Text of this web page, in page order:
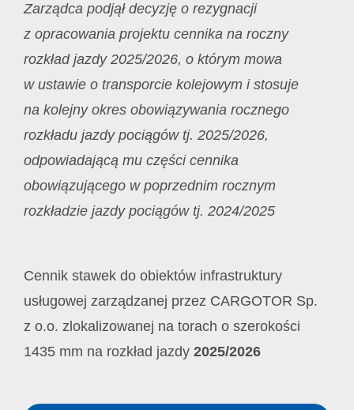
Zarządca podjął decyzję o rezygnacji
z opracowania projektu cennika na roczny
rozkład jazdy 2025/2026, o którym mowa
w ustawie o transporcie kolejowym i stosuje
na kolejny okres obowiązywania rocznego
rozkładu jazdy pociągów tj. 2025/2026,
odpowiadającą mu części cennika
obowiązującego w poprzednim rocznym
rozkładzie jazdy pociągów tj. 2024/2025
Cennik stawek do obiektów infrastruktury
usługowej zarządzanej przez CARGOTOR Sp.
z o.o. zlokalizowanej na torach o szerokości
1435 mm na rozkład jazdy 2025/2026